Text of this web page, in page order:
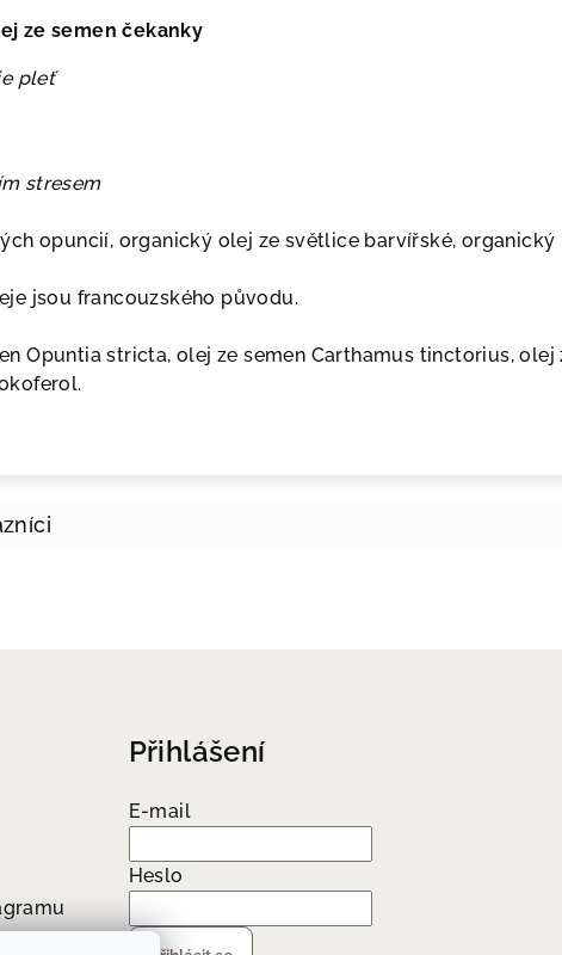
ze semen čekanky
pleť
stresem
opuncií, organický olej ze světlice barvířské,
jsou francouzského původu.
Opuntia stricta, olej ze semen Carthamus tinctorius, olej
Přihlášení
E-mail
Heslo